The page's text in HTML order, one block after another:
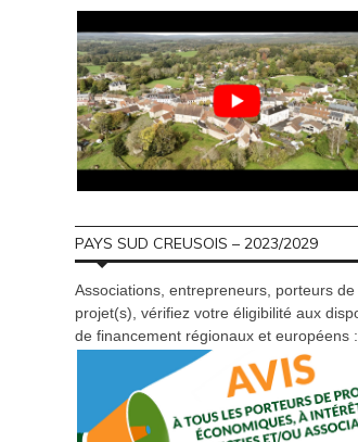
PAYS SUD CREUSOIS – 2023/2029
Associations, entrepreneurs, porteurs de
projet(s), vérifiez votre éligibilité aux
de financement régionaux et européens :